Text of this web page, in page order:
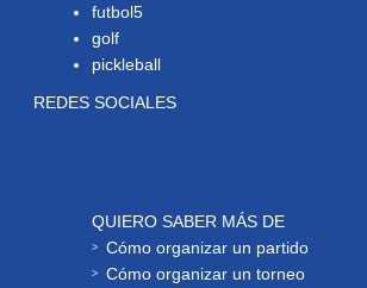
futbol5
golf
pickleball
REDES SOCIALES
QUIERO SABER MÁS DE
Cómo organizar un partido
Cómo organizar un torneo